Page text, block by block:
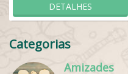
DETALHES
Categorias
Amizades